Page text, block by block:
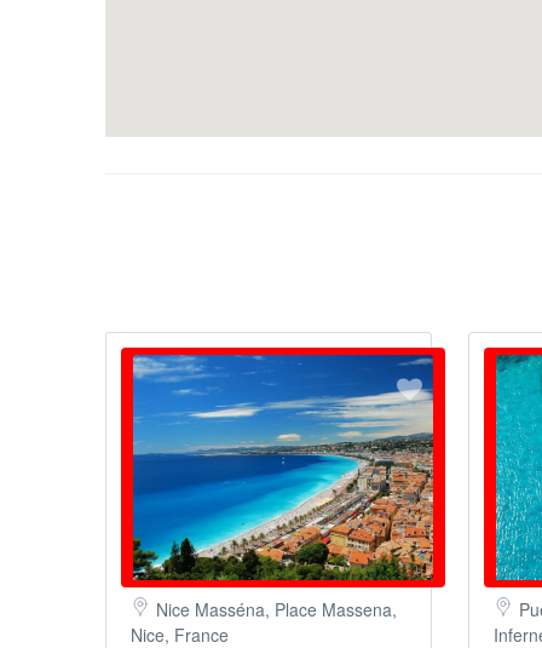
Nice Masséna, Place Massena,
Nice, France